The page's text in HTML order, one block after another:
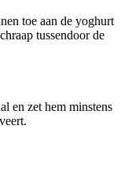
toe aan de yoghurt
tussendoor de
en zet hem minstens